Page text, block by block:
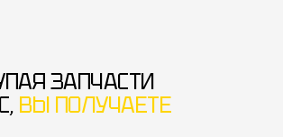
ЗАПЧАСТИ
ВЫ ПОЛУЧАЕТЕ